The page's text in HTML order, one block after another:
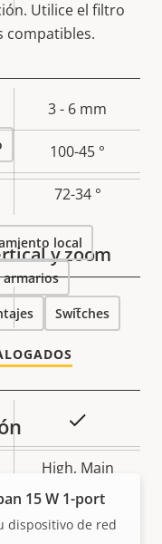
3 - 6 mm
100-45 °
72-34 °
y zoom
–
High, Main
Sí
Utilice el filtro
compatibles.
local
armarios
Switches
15 W 1-port
dispositivo de red